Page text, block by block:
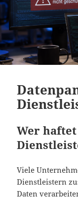
Wer
Viele
Dienstleistern
Daten